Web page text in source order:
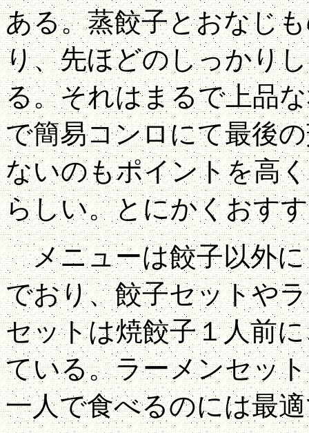
ある。蒸餃子とおなじ
り、先ほどのしっかり
る。それはまるで上品
で簡易コンロにて最後
ないのもポイントを高
らしい。とにかくおす
メニューは餃子以外に
でおり、餃子セットや
セットは焼餃子１人前
ている。ラーメンセッ
一人で食べるのには最